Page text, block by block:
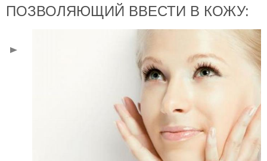
ПОЗВОЛЯЮЩИЙ ВВЕСТИ В КОЖУ: